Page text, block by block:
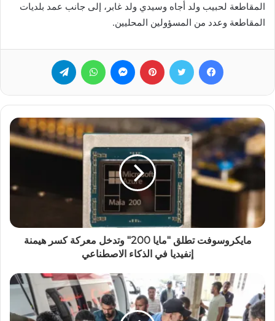
المقاطعة لحبيب ولد أجاه وسيدي ولد غابر، إلى جانب عمد بلديات
المقاطعة وعدد من المسؤولين المحليين.
فيسبوك تويتر بينتيريست ماسنجر واتساب
مايكروسوفت تطلق "مايا 200" وتدخل معركة كسر هيمنة
إنفيديا في الذكاء الاصطناعي